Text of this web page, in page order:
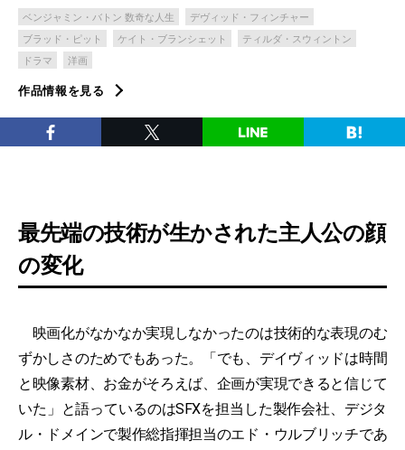
ベンジャミン・バトン 数奇な人生
デヴィッド・フィンチャー
ブラッド・ピット
ケイト・ブランシェット
ティルダ・スウィントン
ドラマ
洋画
作品情報を見る
最先端の技術が生かされた主人公の顔
の変化
映画化がなかなか実現しなかったのは技術的な表現のむ
ずかしさのためでもあった。「でも、デイヴィッドは時間
と映像素材、お金がそろえば、企画が実現できると信じて
いた」と語っているのはSFXを担当した製作会社、デジタ
ル・ドメインで製作総指揮担当のエド・ウルブリッチであ